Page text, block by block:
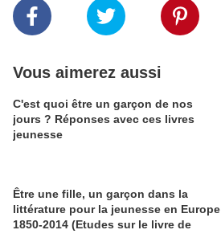
Vous aimerez aussi
C'est quoi être un garçon de nos
jours ? Réponses avec ces livres
jeunesse
Être une fille, un garçon dans la
littérature pour la jeunesse en Europe
1850-2014 (Etudes sur le livre de